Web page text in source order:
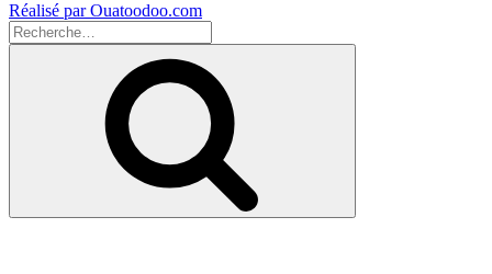
Réalisé par Ouatoodoo.com
Recherche
pour